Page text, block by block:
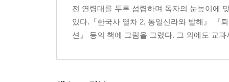
- 수양대군, 조카인 어린 왕에게 칼을 겨누다!
【 제7대 세조 】
- 모사꾼 한명회, 수양대군을 왕으로 만들기 위해
전 연령대를 두루 섭렵하며 독자의 눈높이에
있다.『한국사 열차 2, 통일신라와 발해』 『
션』 등의 책에 그림을 그렸다. 그 외에도 교